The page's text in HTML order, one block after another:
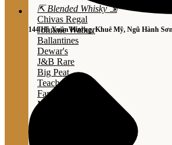
144 Hồ Xuân Hương, Khuê Mỹ, Ngũ Hành
⇱ Blended Whisky ⇲
Chivas Regal
Johnnie Walker
Ballantines
Dewar's
J&B Rare
Big Peat
Teacher's
Famous Grouse
Monkey Shouder